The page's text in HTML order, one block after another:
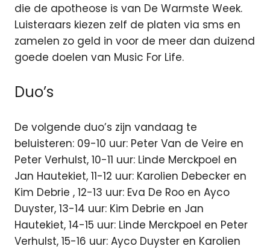
die de apotheose is van De Warmste Week.
Luisteraars kiezen zelf de platen via sms en
zamelen zo geld in voor de meer dan duizend
goede doelen van Music For Life.
Duo’s
De volgende duo’s zijn vandaag te
beluisteren: 09-10 uur: Peter Van de Veire en
Peter Verhulst, 10-11 uur: Linde Merckpoel en
Jan Hautekiet, 11-12 uur: Karolien Debecker en
Kim Debrie , 12-13 uur: Eva De Roo en Ayco
Duyster, 13-14 uur: Kim Debrie en Jan
Hautekiet, 14-15 uur: Linde Merckpoel en Peter
Verhulst, 15-16 uur: Ayco Duyster en Karolien